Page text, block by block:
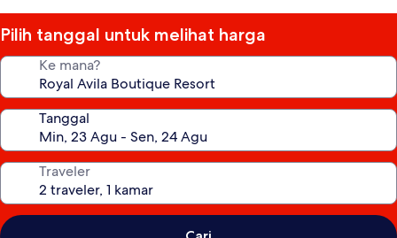
Pilih tanggal untuk melihat harga
Ke mana?
Tanggal
Traveler